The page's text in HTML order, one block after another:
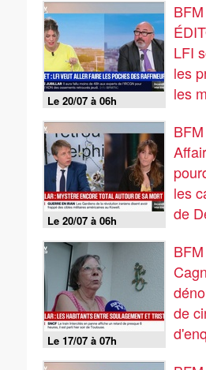
Le 20/07 à 06h
LFI
les
les
Le 20/07 à 06h
les
de
Le 17/07 à 07h
de